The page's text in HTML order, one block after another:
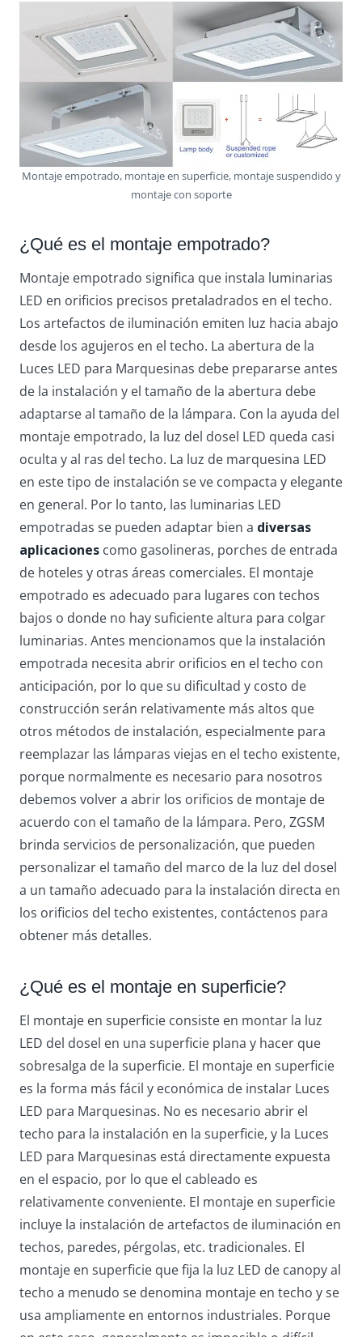
Montaje empotrado, montaje en superficie, montaje suspendido y
montaje con soporte
¿Qué es el montaje empotrado?
Montaje empotrado significa que instala luminarias
LED en orificios precisos pretaladrados en el techo.
Los artefactos de iluminación emiten luz hacia abajo
desde los agujeros en el techo. La abertura de la
Luces LED para Marquesinas debe prepararse antes
de la instalación y el tamaño de la abertura debe
adaptarse al tamaño de la lámpara. Con la ayuda del
montaje empotrado, la luz del dosel LED queda casi
oculta y al ras del techo. La luz de marquesina LED
en este tipo de instalación se ve compacta y elegante
en general. Por lo tanto, las luminarias LED
empotradas se pueden adaptar bien a diversas
aplicaciones como gasolineras, porches de entrada
de hoteles y otras áreas comerciales. El montaje
empotrado es adecuado para lugares con techos
bajos o donde no hay suficiente altura para colgar
luminarias. Antes mencionamos que la instalación
empotrada necesita abrir orificios en el techo con
anticipación, por lo que su dificultad y costo de
construcción serán relativamente más altos que
otros métodos de instalación, especialmente para
reemplazar las lámparas viejas en el techo existente,
porque normalmente es necesario para nosotros
debemos volver a abrir los orificios de montaje de
acuerdo con el tamaño de la lámpara. Pero, ZGSM
brinda servicios de personalización, que pueden
personalizar el tamaño del marco de la luz del dosel
a un tamaño adecuado para la instalación directa en
los orificios del techo existentes, contáctenos para
obtener más detalles.
¿Qué es el montaje en superficie?
El montaje en superficie consiste en montar la luz
LED del dosel en una superficie plana y hacer que
sobresalga de la superficie. El montaje en superficie
es la forma más fácil y económica de instalar Luces
LED para Marquesinas. No es necesario abrir el
techo para la instalación en la superficie, y la Luces
LED para Marquesinas está directamente expuesta
en el espacio, por lo que el cableado es
relativamente conveniente. El montaje en superficie
incluye la instalación de artefactos de iluminación en
techos, paredes, pérgolas, etc. tradicionales. El
montaje en superficie que fija la luz LED de canopy al
techo a menudo se denomina montaje en techo y se
usa ampliamente en entornos industriales. Porque